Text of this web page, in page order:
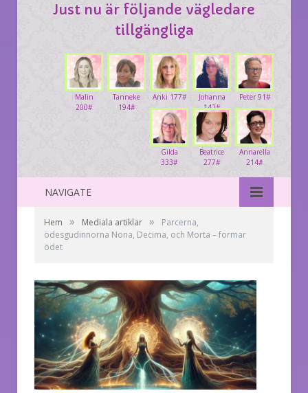
Just nu är följande vägledare
tillgängliga
Peter 91#
Johanna
142#
Anki 177#
Tanneke
194#
Malin
200#
Annarella
214#
Beatrice
277#
Gilda
333#
NAVIGATE
Hem » Mediala artiklar »
Parcerna,
ödesgudinnorna Nona, Decima, och Morta – formar
ödet